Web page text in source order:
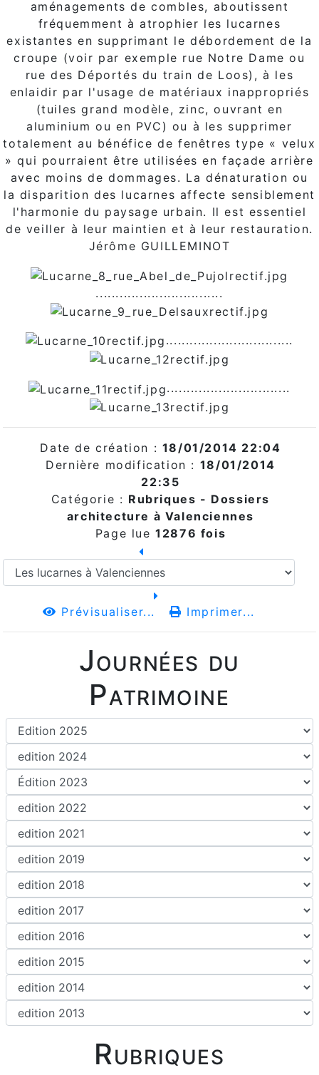
Journées du
Patrimoine
Rubriques
aménagements de combles, aboutissent
fréquemment à atrophier les lucarnes
existantes en supprimant le débordement de la
croupe (voir par exemple rue Notre Dame ou
rue des Déportés du train de Loos), à les
enlaidir par l'usage de matériaux inappropriés
(tuiles grand modèle, zinc, ouvrant en
aluminium ou en PVC) ou à les supprimer
totalement au bénéfice de fenêtres type « velux
» qui pourraient être utilisées en façade arrière
avec moins de dommages. La dénaturation ou
la disparition des lucarnes affecte sensiblement
l'harmonie du paysage urbain. Il est essentiel
de veiller à leur maintien et à leur restauration.
Jérôme GUILLEMINOT
................................
................................
...............................
Date de création : 18/01/2014 22:04
Dernière modification : 18/01/2014
22:35
Catégorie : Rubriques - Dossiers
architecture à Valenciennes
Page lue12876 fois
Prévisualiser... Imprimer...